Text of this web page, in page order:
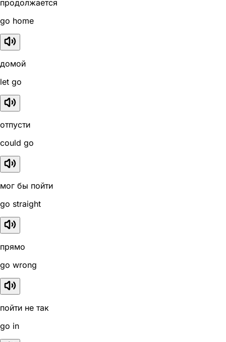
продолжается
go home
домой
let go
отпусти
could go
мог бы пойти
go straight
прямо
go wrong
пойти не так
go in